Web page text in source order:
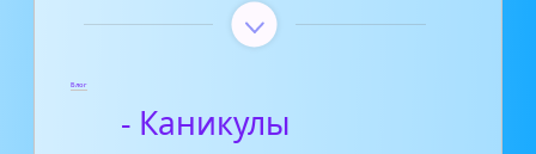
Блог
- Каникулы